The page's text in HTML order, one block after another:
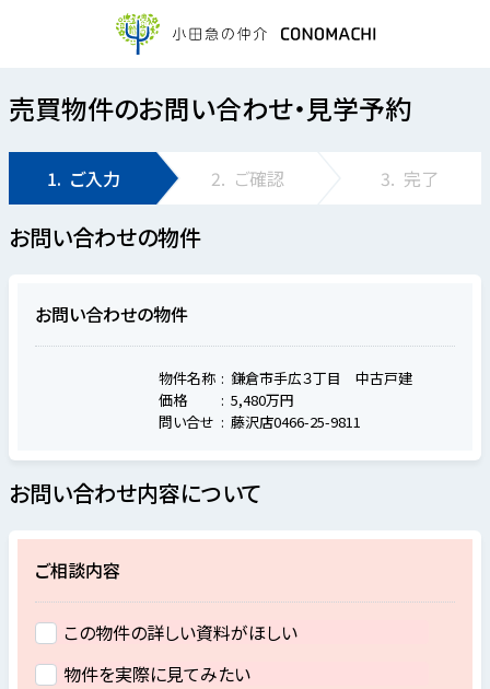
売買物件のお問い合わせ・見学予約
1. ご入力 2. ご確認 3. 完了
お問い合わせの物件
お問い合わせの物件
物件名称
鎌倉市手広３丁目 中古戸建
価格
5,480万円
問い合せ
藤沢店0466-25-9811
お問い合わせ内容について
ご相談内容
この物件の詳しい資料がほしい
物件を実際に見てみたい